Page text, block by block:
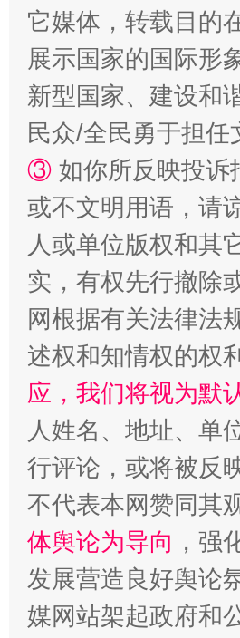
它媒体，转载目的
展示国家的国际形
新型国家、建设和
民众/全民勇于担
③ 如你所反映投诉
或不文明用语，请
人或单位版权和其
实，有权先行撤除
网根据有关法律法
述权和知情权的权
应，我们将视为默
人姓名、地址、单
行评论，或将被反
不代表本网赞同其
体舆论为导向 ，强
发展营造良好舆论
媒网站架起政府和